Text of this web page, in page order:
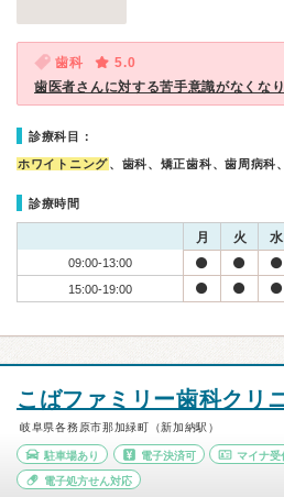
歯科
5.0
歯医者さんに対する苦手意識がなくな
診療科目：
ホワイトニング、歯科、矯正歯科、歯周病科
診療時間
月 火 水
09:00-13:00
15:00-19:00
こばファミリー歯科クリ
岐阜県各務原市那加緑町（新加納駅）
駐車場あり 電子決済可 マイナ受
電子処方せん対応